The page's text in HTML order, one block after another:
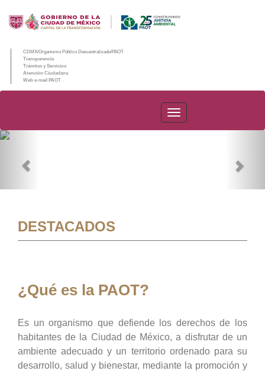
CDMX/Organismo Público Descentralizado/PAOT
Transparencia
Trámites y Servicios
Atención Ciudadana
Web e-mail PAOT
PAOT
DESTACADOS
¿Qué es la PAOT?
Es un organismo que defiende los derechos de los
habitantes de la Ciudad de México, a disfrutar de un
ambiente adecuado y un territorio ordenado para su
desarrollo, salud y bienestar, mediante la promoción y